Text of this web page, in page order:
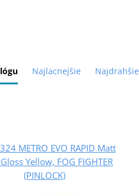
Najlacnejšie Najdrahšie
METRO EVO RAPID Matt
Yellow, FOG FIGHTER
(PINLOCK)